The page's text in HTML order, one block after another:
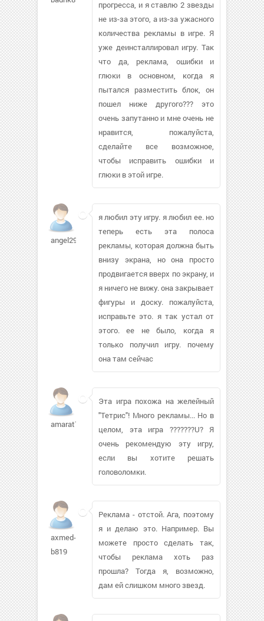
прогресса, и я ставлю 2 звезды
не из-за этого, а из-за ужасного
количества рекламы в игре. Я
уже деинсталлировал игру. Так
что да, реклама, ошибки и
глюки в основном, когда я
пытался разместить блок, он
пошел ниже другого??? это
очень запутанно и мне очень не
нравится, пожалуйста,
сделайте все возможное,
чтобы исправить ошибки и
глюки в этой игре.
angel2992804
я любил эту игру. я любил ее. но
теперь есть эта полоса
рекламы, которая должна быть
внизу экрана, но она просто
продвигается вверх по экрану, и
я ничего не вижу. она закрывает
фигуры и доску. пожалуйста,
исправьте это. я так устал от
этого. ее не было, когда я
только получил игру. почему
она там сейчас
amarat75677
Эта игра похожа на желейный
"Тетрис"! Много рекламы... Но в
целом, эта игра ???????U? Я
очень рекомендую эту игру,
если вы хотите решать
головоломки.
axmed-
b819
Реклама - отстой. Ага, поэтому
я и делаю это. Например. Вы
можете просто сделать так,
чтобы реклама хоть раз
прошла? Тогда я, возможно,
дам ей слишком много звезд.